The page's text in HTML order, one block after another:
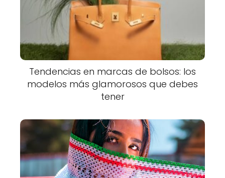
Tendencias en marcas de bolsos: los
modelos más glamorosos que debes
tener